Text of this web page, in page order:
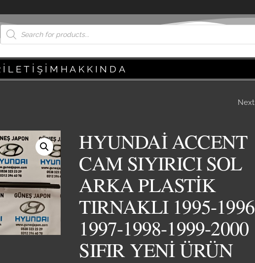
İLETIŞIM HAKKINDA
HYUNDAİ ACCENT
TIRNAKLI 1995-1996-
ÜRÜN
Next
HYUNDAİ ACCENT
CAM SIYIRICI SOL
ARKA PLASTİK
TIRNAKLI 1995-
1997-1998-1999-2000
SIFIR YENİ ÜRÜN